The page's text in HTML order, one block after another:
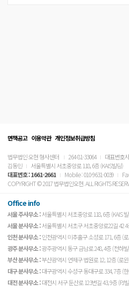
면책공고 이용약관 개인정보취급방침
법무법인 오현 형사센터 264-81-33064 대표변호
김동민
서울특별시 서초중앙로 118, 6층 (KAIS빌딩)
대표번호 :1661-2661 Mobile : 010-9631-0039
COPYRIGHT © 2017 법무법인오현. ALL RIGHTS
Office info
서울 주사무소 :서울특별시 서초중앙로 118, 6층 (KAIS
서울 분사무소 :서울특별시 서초구 서초중앙로22길 42
인천 분사무소 :인천광역시 미추홀구 소성로 171, 6층 (
광주 분사무소 :광주광역시 동구 금남로 248, 4층 (천하
부산 분사무소 :부산광역시 연제구 법원로 12, 12층 (로
대구 분사무소 :대구광역시 수성구 동대구로 334, 7층 (
대전 분사무소 :대전시 서구 둔산로 123번길 43, 9층 (PJ